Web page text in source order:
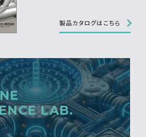
製品カタログはこちら
LAB.